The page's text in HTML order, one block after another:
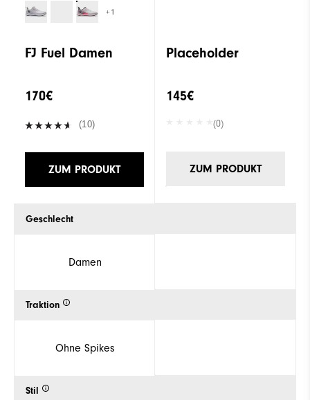
+1
FJ Fuel Damen
170€
(10)
ZUM PRODUKT
Geschlecht
Damen
Traktion
Ohne Spikes
Stil
Placeholder
145€
(0)
ZUM PRODUKT